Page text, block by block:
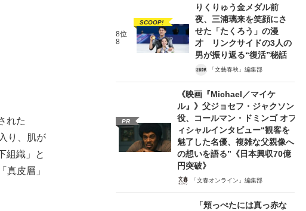
れた
り、肌が
組織」と
真皮層」
8位
8
SCOOP!
りくりゅう金メダル前
夜、三浦璃来を笑顔にさ
せた「たくろう」の漫
才 リンクサイドの3人の
男が振り返る“復活”秘話
「文藝春秋」編集部
PR
《映画『Michael／マイケ
ル』》父ジョセフ・ジャクソン
役、コールマン・ドミンゴ オフ
ィシャルインタビュー“観客を
魅了した名優、複雑な父親像へ
の想いを語る”《日本興収70億
円突破》
「文春オンライン」編集部
「頬っぺたには真っ赤な